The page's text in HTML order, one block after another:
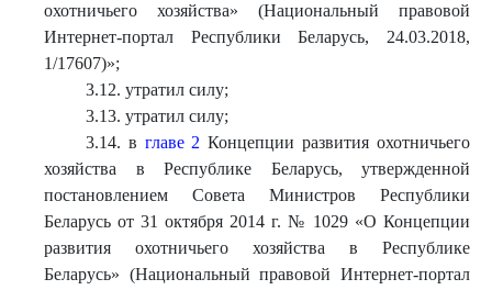
охотничьего хозяйства» (Национальный правовой
Интернет-портал Республики Беларусь, 24.03.2018,
1/17607)»;
3.12. утратил силу;
3.13. утратил силу;
3.14. в главе 2 Концепции развития охотничьего
хозяйства в Республике Беларусь, утвержденной
постановлением Совета Министров Республики
Беларусь от 31 октября 2014 г. № 1029 «О Концепции
развития охотничьего хозяйства в Республике
Беларусь» (Национальный правовой Интернет-портал